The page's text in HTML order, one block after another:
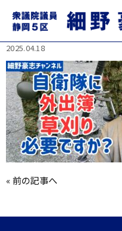
84801_n.jpg
2025.04.18
«前の記事へ